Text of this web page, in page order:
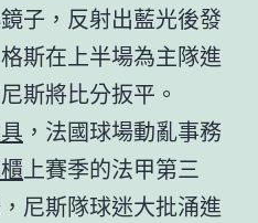
子，反射出藍光後發
斯在上半場為主隊進
斯將比分扳平。
，法國球場動亂事務
上賽季的法甲第三
尼斯隊球迷大批涌進